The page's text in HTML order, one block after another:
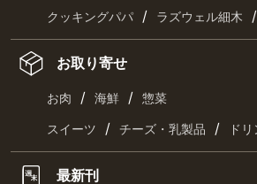
クッキングパパ / ラズウェル細木 /
お取り寄せ
お肉 / 海鮮 / 惣菜
スイーツ / チーズ・乳製品 / ド
最新刊